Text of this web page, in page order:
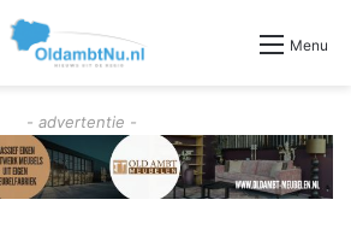
Menu
- advertentie -